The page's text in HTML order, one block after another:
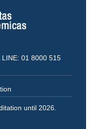
LINE: 01 8000 515
until 2026.